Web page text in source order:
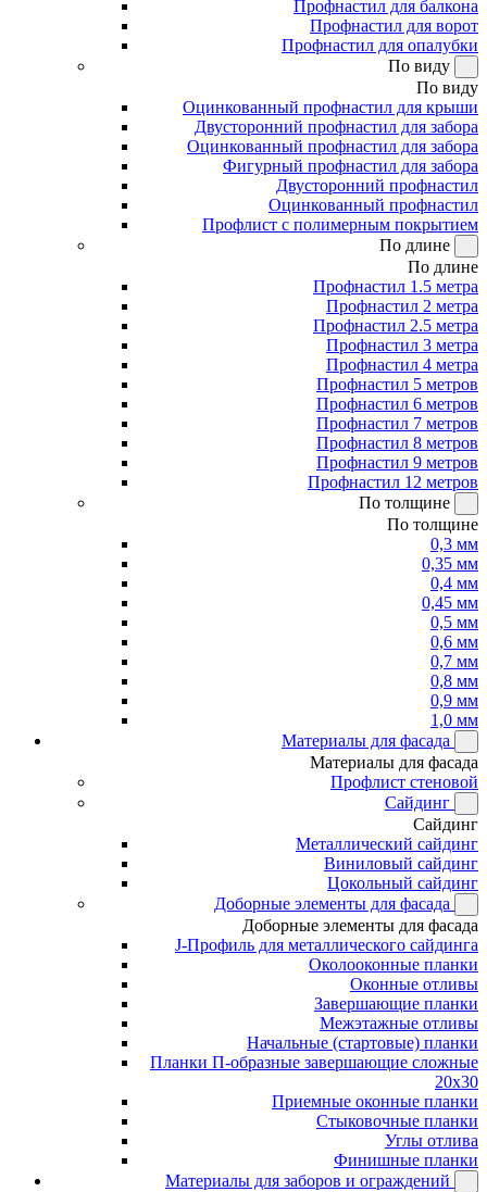
Профнастил для балкона
Профнастил для ворот
Профнастил для опалубки
По виду
По виду
Оцинкованный профнастил для крыши
Двусторонний профнастил для забора
Оцинкованный профнастил для забора
Фигурный профнастил для забора
Двусторонний профнастил
Оцинкованный профнастил
Профлист с полимерным покрытием
По длине
По длине
Профнастил 1.5 метра
Профнастил 2 метра
Профнастил 2.5 метра
Профнастил 3 метра
Профнастил 4 метра
Профнастил 5 метров
Профнастил 6 метров
Профнастил 7 метров
Профнастил 8 метров
Профнастил 9 метров
Профнастил 12 метров
По толщине
По толщине
0,3 мм
0,35 мм
0,4 мм
0,45 мм
0,5 мм
0,6 мм
0,7 мм
0,8 мм
0,9 мм
1,0 мм
Материалы для фасада
Материалы для фасада
Профлист стеновой
Сайдинг
Сайдинг
Металлический сайдинг
Виниловый сайдинг
Цокольный сайдинг
Доборные элементы для фасада
Доборные элементы для фасада
J-Профиль для металлического сайдинга
Околооконные планки
Оконные отливы
Завершающие планки
Межэтажные отливы
Начальные (стартовые) планки
Планки П-образные завершающие сложные
20x30
Приемные оконные планки
Стыковочные планки
Углы отлива
Финишные планки
Материалы для заборов и ограждений